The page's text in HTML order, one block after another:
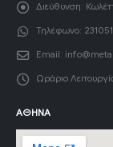
Διεύθυνση:
Τηλέφωνο:
Email:
Ωράριο
ΑΘΉΝΑ